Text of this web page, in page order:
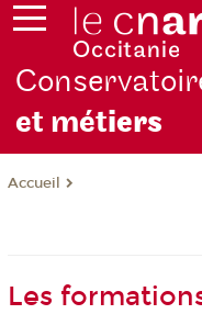
et métiers
Accueil
Les